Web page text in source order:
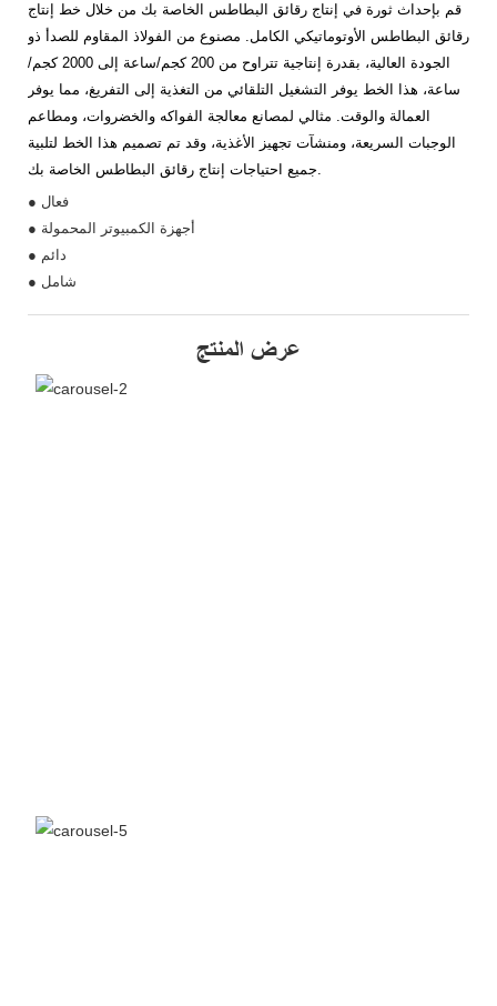
قم بإحداث ثورة في إنتاج رقائق البطاطس الخاصة بك من خلال خط إنتاج
رقائق البطاطس الأوتوماتيكي الكامل. مصنوع من الفولاذ المقاوم للصدأ ذو
الجودة العالية، بقدرة إنتاجية تتراوح من 200 كجم/ساعة إلى 2000 كجم/
ساعة، هذا الخط يوفر التشغيل التلقائي من التغذية إلى التفريغ، مما يوفر
العمالة والوقت. مثالي لمصانع معالجة الفواكه والخضروات، ومطاعم
الوجبات السريعة، ومنشآت تجهيز الأغذية، وقد تم تصميم هذا الخط لتلبية
جميع احتياجات إنتاج رقائق البطاطس الخاصة بك.
● فعال
● أجهزة الكمبيوتر المحمولة
● دائم
● شامل
عرض المنتج